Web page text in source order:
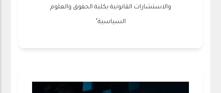
والاستشارات القانونية بكلية الحقوق والعلوم
السياسية"